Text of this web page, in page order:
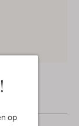
op